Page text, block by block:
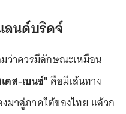
ลนด์บริดจ์
มว่าควรมีลักษณะเหมือน
ดส-เบนซ์"คือมีเส้นทาง
มาสู่ภาคใต้ของไทย แล้วก